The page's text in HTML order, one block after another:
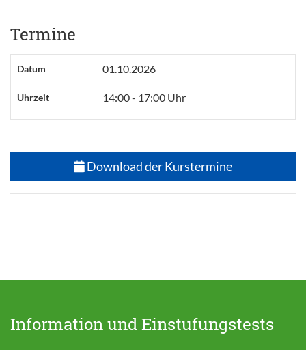
Termine
Datum 01.10.2026
Uhrzeit 14:00 - 17:00 Uhr
Download der Kurstermine
Information und Einstufungstests